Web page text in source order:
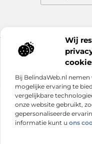
Wij
Bij BelindaWeb.nl
mogelijke ervaring te
vergelijkbare
onze website gebruikt,
gepersonaliseerde
informatie kunt u ons
Website index